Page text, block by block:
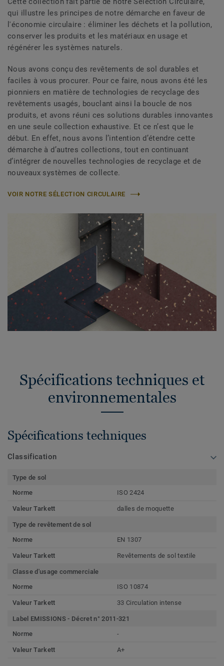
qui illustre les principes de notre démarche en faveur de
l'économie circulaire : éliminer les déchets et la pollution,
conserver les produits et les matériaux en usage et
régénérer les systèmes naturels.
Nous avons conçu des revêtements de sol durables et
faciles à vous procurer. Pour ce faire, nous avons été les
pionniers en matière de technologies de recyclage des
revêtements usagés, bouclant ainsi la boucle de nos
produits, et avons réuni ces solutions durables innovantes
en une seule collection exhaustive. Et ce n’est que le
début. En effet, nous avons l’intention d’étendre cette
démarche à d’autres collections, tout en continuant
d’intégrer de nouvelles technologies de recyclage et de
nouveaux systèmes de collecte.
VOIR NOTRE SÉLECTION CIRCULAIRE
Spécifications techniques et
environnementales
Spécifications techniques
Classification
Type de sol
Norme
ISO 2424
Valeur Tarkett dalles de moquette
Type de revêtement de sol
Norme
EN 1307
Valeur Tarkett Revêtements de sol textile
Classe d'usage commerciale
Norme
ISO 10874
Valeur Tarkett 33 Circulation intense
Label EMISSIONS - Décret n° 2011-321
Norme
-
Valeur Tarkett A+